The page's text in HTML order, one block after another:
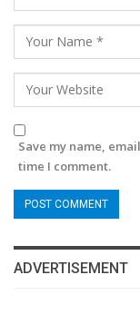
Save my name,
time I comment.
ADVERTISEMENT